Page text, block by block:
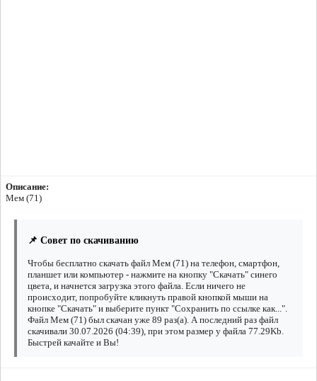
Описание:
Мем (71)
📌 Совет по скачиванию
Чтобы бесплатно скачать файл Мем (71) на телефон, смартфон,
планшет или компьютер - нажмите на кнопку "Скачать" синего
цвета, и начнется загрузка этого файла. Если ничего не
происходит, попробуйте кликнуть правой кнопкой мыши на
кнопке "Скачать" и выберите пункт "Сохранить по ссылке как...".
Файл Мем (71) был скачан уже 89 раз(а). А последний раз файл
скачивали 30.07.2026 (04:39), при этом размер у файла 77.29Kb.
Быстрей качайте и Вы!